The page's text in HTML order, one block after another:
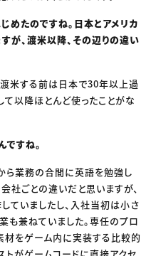
たのですね。日本とアメリカ
が、渡米以降、その辺りの違い
米する前は日本で30年以上過
て以降ほとんど使ったことがな
すね。
ら業務の合間に英語を勉強し
社ごとの違いだと思いますが、
いましたし、入社当初は小さ
も兼ねていました。専任のプロ
材をゲーム内に実装する比較的